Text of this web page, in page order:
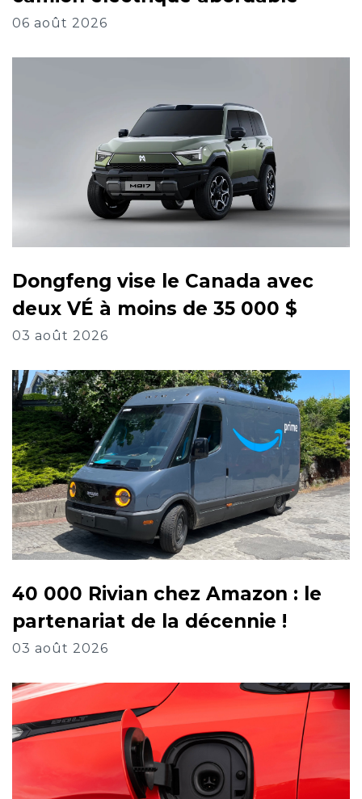
06 août 2026
Dongfeng vise le Canada avec
deux VÉ à moins de 35 000 $
03 août 2026
40 000 Rivian chez Amazon : le
partenariat de la décennie !
03 août 2026